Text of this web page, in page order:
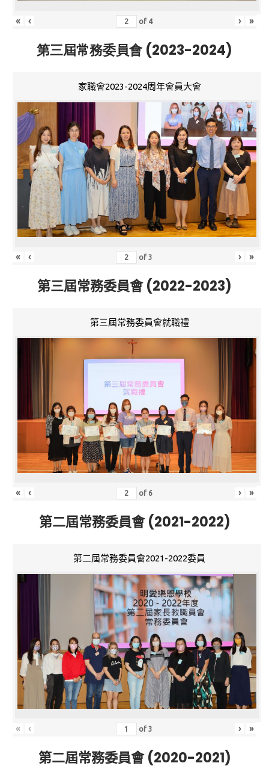
« ‹ of 4 › »
第三屆常務委員會 (2023-2024)
家職會2023-2024周年會員大會
« ‹ of3 › »
第三屆常務委員會 (2022-2023)
第三屆常務委員會就職禮
« ‹ of 6 › »
第二屆常務委員會 (2021-2022)
第二屆常務委員會2021-2022委員
« ‹ of3 › »
第二屆常務委員會 (2020-2021)